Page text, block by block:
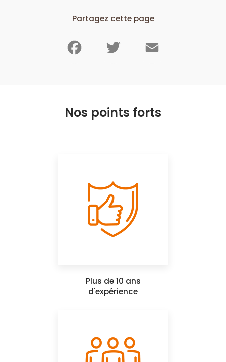
Partagez cette page
Nos points forts
Plus de 10 ans
d'expérience